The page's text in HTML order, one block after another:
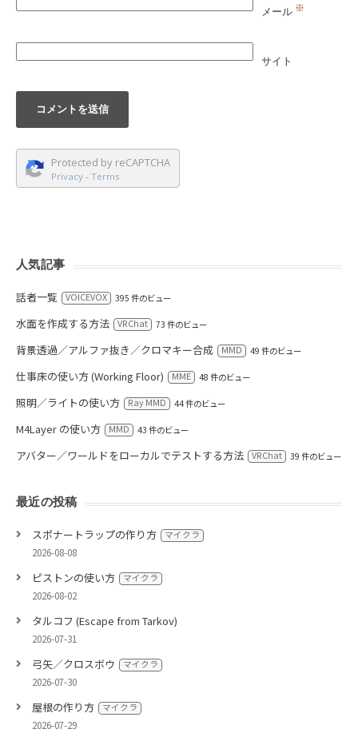
メール ※
サイト
Protected by reCAPTCHA
Privacy - Terms
人気記事
話者一覧 VOICEVOX 395 件のビュー
水面を作成する方法 VRChat 73 件のビュー
背景透過／アルファ抜き／クロマキー合成 MMD 49 件のビュー
仕事床の使い方 (Working Floor) MME 48 件のビュー
照明／ライトの使い方 Ray MMD 44 件のビュー
M4Layer の使い方 MMD 43 件のビュー
アバター／ワールドをローカルでテストする方法 VRChat 39 件のビュー
最近の投稿
スポナートラップの作り方 マイクラ
2026-08-08
ピストンの使い方 マイクラ
2026-08-02
タルコフ (Escape from Tarkov)
2026-07-31
弓矢／クロスボウ マイクラ
2026-07-30
屋根の作り方 マイクラ
2026-07-29